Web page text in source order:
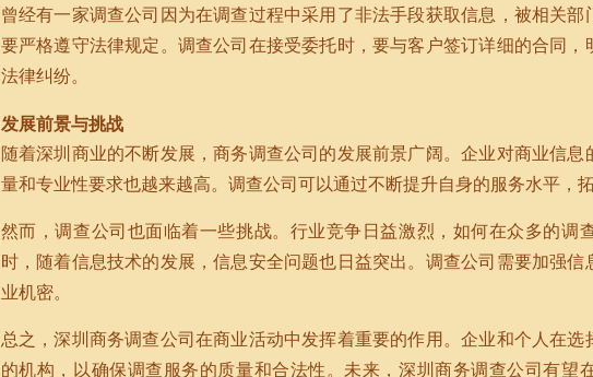
曾经有一家调查公司因为在调查过程中采用了非法手段获取信息，被相关部
要严格遵守法律规定。调查公司在接受委托时，要与客户签订详细的合同
法律纠纷。
发展前景与挑战
随着深圳商业的不断发展，商务调查公司的发展前景广阔。企业对商业信
量和专业性要求也越来越高。调查公司可以通过不断提升自身的服务水平，
然而，调查公司也面临着一些挑战。行业竞争日益激烈，如何在众多的调
时，随着信息技术的发展，信息安全问题也日益突出。调查公司需要加强
业机密。
总之，深圳商务调查公司在商业活动中发挥着重要的作用。企业和个人在
的机构，以确保调查服务的质量和合法性。未来，深圳商务调查公司有望